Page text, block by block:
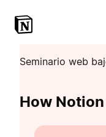
Seminario web
How